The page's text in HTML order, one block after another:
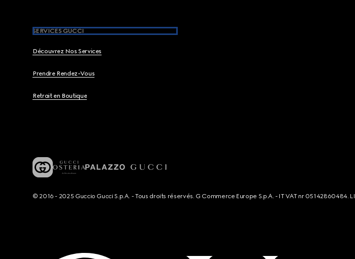
SERVICES GUCCI
Découvrez Nos Services
Prendre Rendez-Vous
Retrait en Boutique
© 2016 - 2025 Guccio Gucci S.p.A. - Tous droits réservés. G Commerce Europe S.p.A. - IT VAT nr 05142860484.